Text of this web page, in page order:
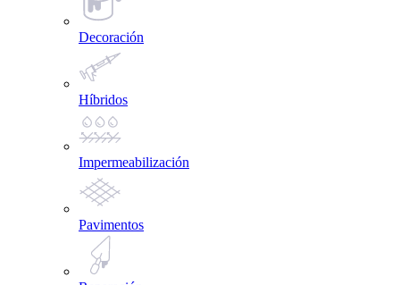
Decoración
Híbridos
Impermeabilización
Pavimentos